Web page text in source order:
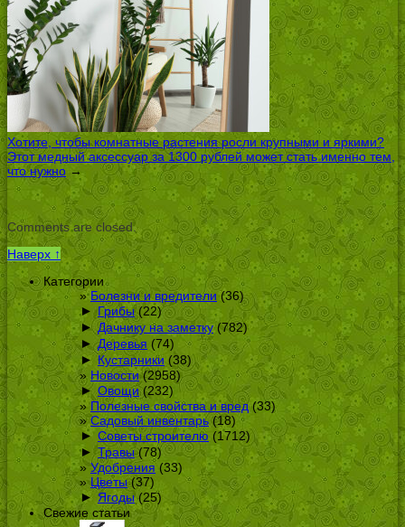
Хотите, чтобы комнатные растения росли крупными и яркими?
Этот медный аксессуар за 1300 рублей может стать именно тем,
что нужно →
Comments are closed.
Наверх ↑
Категории
Болезни и вредители (36)
► Грибы(22)
► Дачнику на заметку(782)
► Деревья (74)
► Кустарники (38)
Новости(2958)
► Овощи(232)
Полезные свойства и вред(33)
Садовый инвентарь(18)
► Советы строителю (1712)
► Травы(78)
Удобрения(33)
Цветы(37)
► Ягоды(25)
Свежие статьи